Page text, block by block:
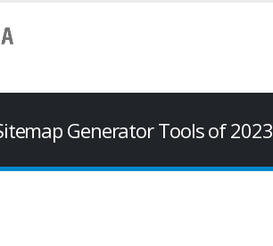
Generator Tools of 2023